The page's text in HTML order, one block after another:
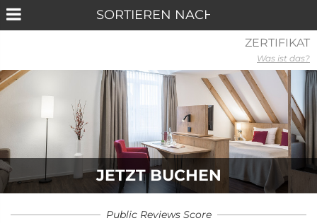
JETZT BUCHEN
Public Reviews Score
ZERTIFIKAT
Was ist das?